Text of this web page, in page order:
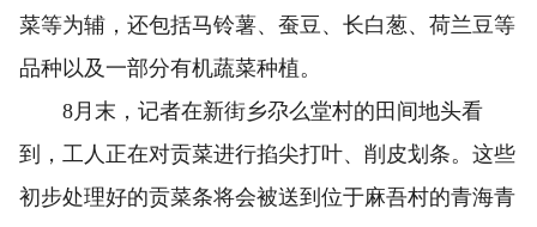
菜等为辅，还包括马铃薯、蚕豆、长白葱、荷兰豆等
品种以及一部分有机蔬菜种植。
8月末，记者在新街乡尕么堂村的田间地头看
到，工人正在对贡菜进行掐尖打叶、削皮划条。这些
初步处理好的贡菜条将会被送到位于麻吾村的青海青